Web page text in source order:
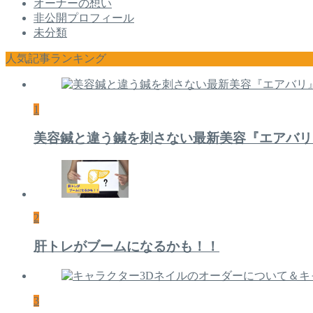
オーナーの想い
非公開プロフィール
未分類
人気記事ランキング
1
美容鍼と違う鍼を刺さない最新美容『エアバ
2
肝トレがブームになるかも！！
3